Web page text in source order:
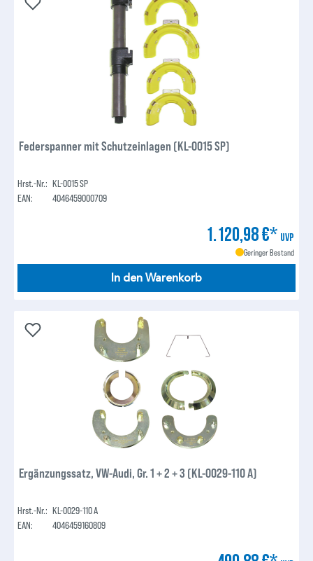
Federspanner mit Schutzeinlagen (KL-0015 SP)
Hrst.-Nr.: KL-0015 SP
EAN:
4046459000709
1.120,98 €* UVP
Geringer Bestand
In den Warenkorb
Ergänzungssatz, VW-Audi, Gr. 1 + 2 + 3 (KL-0029-110 A)
Hrst.-Nr.: KL-0029-110 A
EAN:
4046459160809